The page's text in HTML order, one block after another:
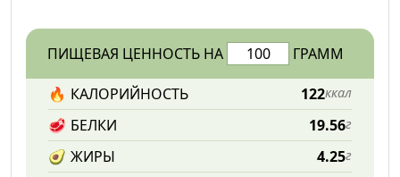
ПИЩЕВАЯ ЦЕННОСТЬ НА ГРАММ
🔥 КАЛОРИЙНОСТЬ 122ккал
🥩 БЕЛКИ 19.56г
🥑 ЖИРЫ 4.25г